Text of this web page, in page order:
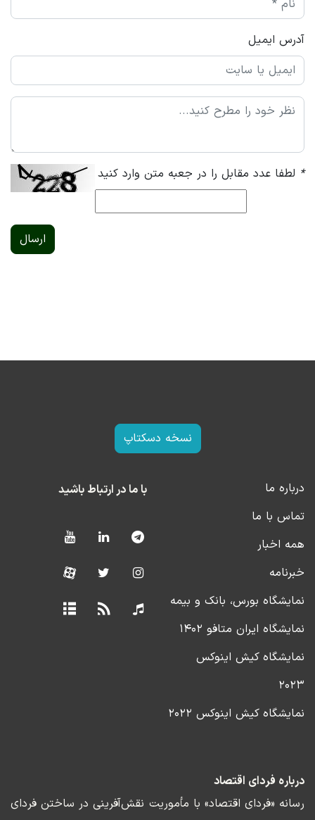
آدرس ایمیل
* لطفا عدد مقابل را در جعبه متن وارد کنید
ارسال
نسخه دسکتاپ
درباره ما
تماس با ما
همه اخبار
خبرنامه
نمایشگاه بورس، بانک و بیمه
نمایشگاه ایران متافو ۱۴۰۲
نمایشگاه کیش اینوکس
۲۰۲۳
نمایشگاه کیش اینوکس ۲۰۲۲
با ما در ارتباط باشید
درباره فردای اقتصاد
رسانه «فردای اقتصاد» با مأموریت نقش‌آفرینی در ساختن فردای